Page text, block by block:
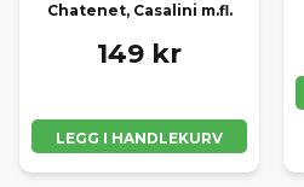
Chatenet, Casalini m.fl.
149 kr
LEGG I HANDLEKURV